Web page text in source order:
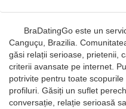
BraDatingGo este un
Canguçu, Brazilia.
găsi relații serioase, prietenii,
criterii avansate pe internet.
potrivite pentru toate
profiluri. Găsiți un suflet
conversație, relație serioasă